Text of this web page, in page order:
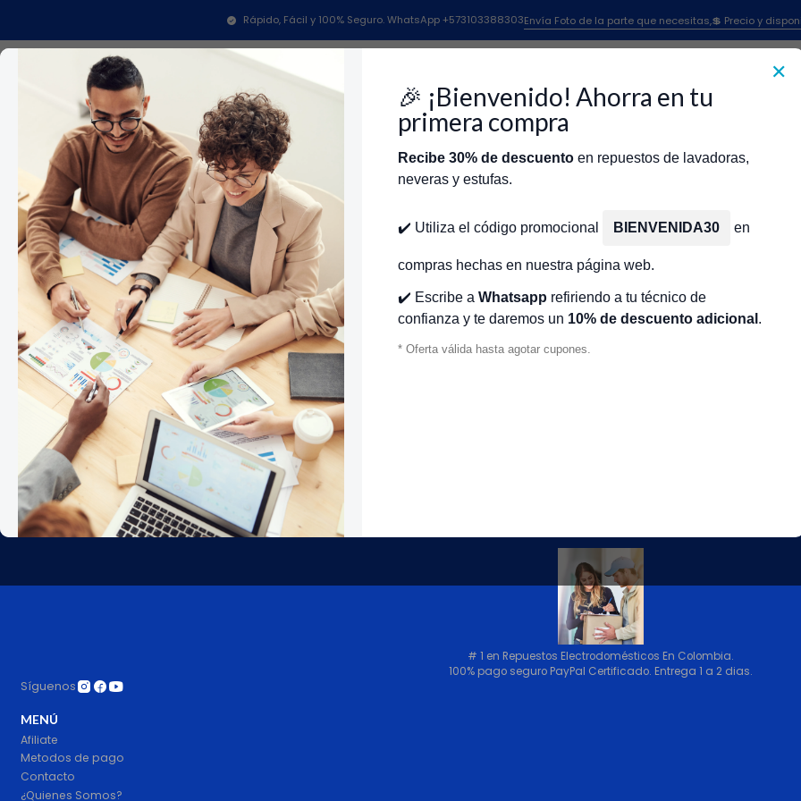
✕
🎉 ¡Bienvenido! Ahorra en tu
primera compra
Recibe 30% de descuento en repuestos de lavadoras,
neveras y estufas.
✔️ Utiliza el código promocional BIENVENIDA30 en
compras hechas en nuestra página web.
✔️ Escribe a Whatsapp refiriendo a tu técnico de
confianza y te daremos un 10% de descuento adicional .
* Oferta válida hasta agotar cupones.
Categorías
Rápido, Fácil y 100% Seguro. WhatsApp +573103388303Envía Foto de la parte que necesitas,💲 Precio y
Inicio Repuestos Para Lavadoras Repuestos Para Lavadoras Across Aro
CR444711|Across
ARO TINA 5K ACROS =3429902 ACROSS
CR444711
$378.300 COP
Cantidad
$180.000 COP
CR444553 Across
ARO BALANCEO 5 KGS. ACROSS CR444553
$156.000 COP
Cantidad
# 1 en Repuestos Electrodomésticos En Colombia.
100% pago seguro PayPal Certificado. Entrega 1 a 2 dias.
Síguenos
MENÚ
Afiliate
Metodos de pago
Contacto
¿Quienes Somos?